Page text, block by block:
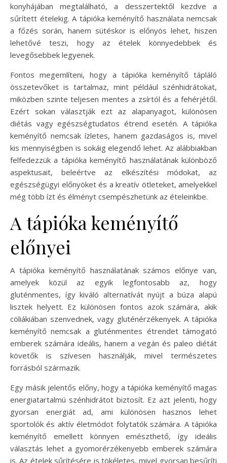
konyhájában megtalálható, a desszertektől kezdve a
sűrített ételekig. A tápióka keményítő használata nemcsak
a főzés során, hanem sütéskor is előnyös lehet, hiszen
lehetővé teszi, hogy az ételek könnyedebbek és
levegősebbek legyenek.
Fontos megemlíteni, hogy a tápióka keményítő tápláló
összetevőket is tartalmaz, mint például szénhidrátokat,
miközben szinte teljesen mentes a zsírtól és a fehérjétől.
Ezért sokan választják ezt az alapanyagot, különösen
diétás vagy egészségtudatos étrend esetén. A tápióka
keményítő nemcsak ízletes, hanem gazdaságos is, mivel
kis mennyiségben is sokáig elegendő lehet. Az alábbiakban
felfedezzük a tápióka keményítő használatának különböző
aspektusait, beleértve az elkészítési módokat, az
egészségügyi előnyöket és a kreatív ötleteket, amelyekkel
még több ízt és élményt csempészhetünk az ételeinkbe.
A tápióka keményítő
előnyei
A tápióka keményítő használatának számos előnye van,
amelyek közül az egyik legfontosabb az, hogy
gluténmentes, így kiváló alternatívát nyújt a búza alapú
lisztek helyett. Ez különösen fontos azok számára, akik
cöliákiában szenvednek, vagy gluténérzékenyek. A tápióka
keményítő nemcsak a gluténmentes étrendet támogató
emberek számára ideális, hanem a vegán és paleo diétát
követők is szívesen használják, mivel természetes
forrásból származik.
Egy másik jelentős előny, hogy a tápióka keményítő magas
energiatartalmú szénhidrátot biztosít. Ez azt jelenti, hogy
gyorsan energiát ad, ami különösen hasznos lehet
sportolók és aktív életmódot folytatók számára. A tápióka
keményítő emellett könnyen emészthető, így ideális
választás lehet a gyomorérzékenyebb emberek számára
is. Az ételek sűrítésére is tökéletes, mivel gyorsan besűríti